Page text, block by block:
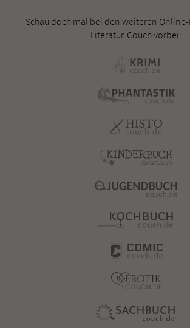
Schau doch mal bei den weiteren
Literatur-Couch vorbei: